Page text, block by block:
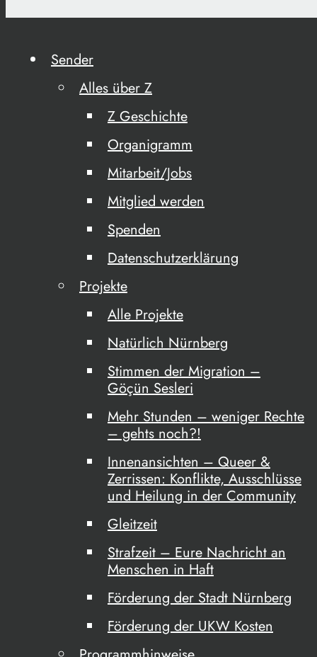
Sender
Alles über Z
Z Geschichte
Organigramm
Mitarbeit/Jobs
Mitglied werden
Spenden
Datenschutzerklärung
Projekte
Alle Projekte
Natürlich Nürnberg
Stimmen der Migration –
Göçün Sesleri
Mehr Stunden – weniger Rechte
– gehts noch?!
Innenansichten – Queer &
Zerrissen: Konflikte, Ausschlüsse
und Heilung in der Community
Gleitzeit
Strafzeit – Eure Nachricht an
Menschen in Haft
Förderung der Stadt Nürnberg
Förderung der UKW Kosten